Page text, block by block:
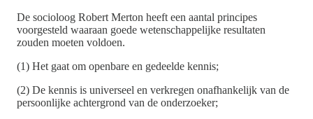
De socioloog Robert Merton heeft een aantal principes
voorgesteld waaraan goede wetenschappelijke resultaten
zouden moeten voldoen.
(1) Het gaat om openbare en gedeelde kennis;
(2) De kennis is universeel en verkregen onafhankelijk van de
persoonlijke achtergrond van de onderzoeker;